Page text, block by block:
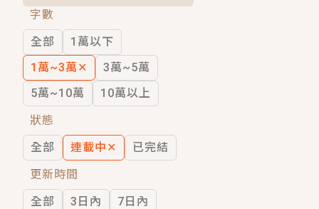
穿越｜《穿越遠古後成了野人娘子》你
字數
全部
1萬以下
1萬~3萬 ✕
3萬~5萬
5萬~10萬
10萬以上
狀態
全部
連載中 ✕
已完結
更新時間
全部
3日內
7日內